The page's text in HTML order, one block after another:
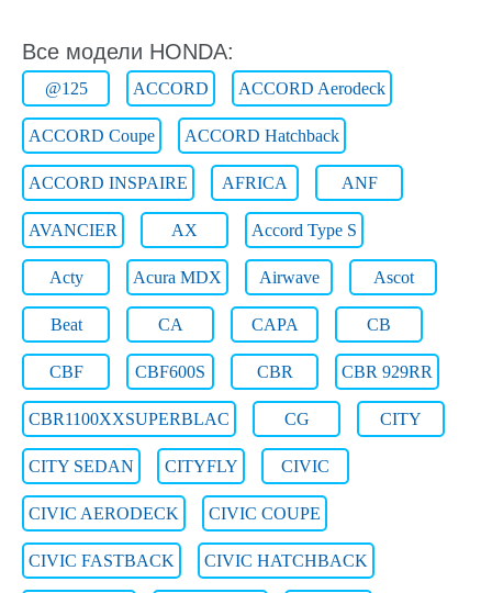
Все модели HONDA:
@125 ACCORD ACCORD Aerodeck
ACCORD Coupe ACCORD Hatchback
ACCORD INSPAIRE AFRICA ANF
AVANCIER AX Accord Type S
Acty Acura MDX Airwave Ascot
Beat CA CAPA CB
CBF CBF600S CBR CBR 929RR
CBR1100XXSUPERBLAC CG CITY
CITY SEDAN CITYFLY CIVIC
CIVIC AERODECK CIVIC COUPE
CIVIC FASTBACK CIVIC HATCHBACK